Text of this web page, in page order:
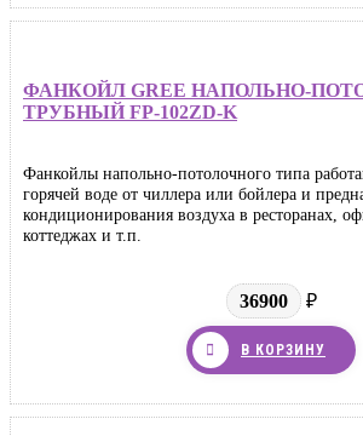
ФАНКОЙЛ GREE НАПОЛЬНО-
ТРУБНЫЙ FP-102ZD-K
Фанкойлы напольно-потолочного типа
горячей воде от чиллера или бойлера и
кондиционирования воздуха в ресторанах,
коттеджах и т.п.
36900 ₽
В КОРЗИНУ